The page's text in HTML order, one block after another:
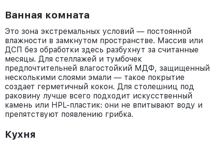
Ванная комната
Это зона экстремальных условий — постоянной
влажности в замкнутом пространстве. Массив или
ДСП без обработки здесь разбухнут за считанные
месяцы. Для стеллажей и тумбочек
предпочтительней влагостойкий МДФ, защищенный
несколькими слоями эмали — такое покрытие
создает герметичный кокон. Для столешниц под
раковину лучше всего подходит искусственный
камень или HPL-пластик: они не впитывают воду и
препятствуют появлению грибка.
Кухня